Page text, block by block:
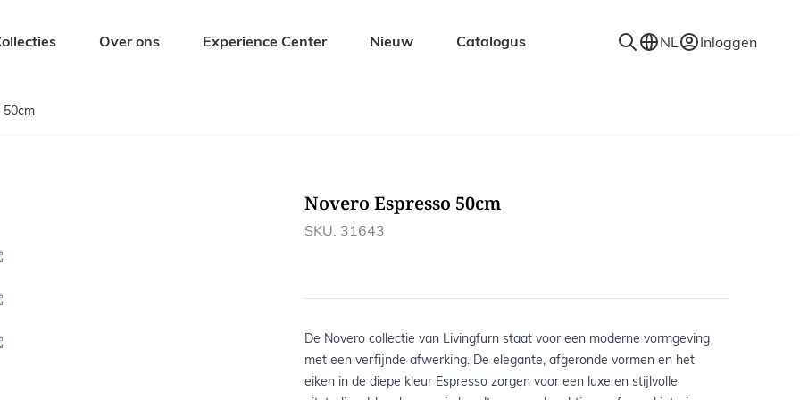
Tuinstoelen
Ligbedden
Over ons Experience Center Nieuw Catalogus NL Inloggen
50cm
Novero Espresso 50cm
SKU: 31643
De Novero collectie van Livingfurn staat voor een moderne vormgeving
met een verfijnde afwerking. De elegante, afgeronde vormen en het
eiken in de diepe kleur Espresso zorgen voor een luxe en stijlvolle